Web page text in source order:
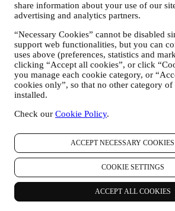
share information about your use of our
advertising and analytics partners.
“Necessary Cookies” cannot be disabled
support web functionalities, but you can
uses above (preferences, statistics and
clicking “Accept all cookies”, or click
you manage each cookie category, or
cookies only”, so that no other category
installed.
Check our Cookie Policy.
ACCEPT NECESSARY
COOKIE SETTINGS
ACCEPT ALL COOKIES
Garantie
FAQ's
Contacteer ons
Herroepingsrecht
Juridische informatie
Algemene leveringsvoorwaarden
Verkoop- en Gebruiksvoorwaarden
Privacybeleid
Cookiebeleid
Privacyverklaring - Retail-CCTV
Copyright © 2026, Le Creuset Benelux NV.
0880 053 779.
Juridische Informatie
ALGEMENE
Gebruiksvoorwaarden Cadeaukaarten